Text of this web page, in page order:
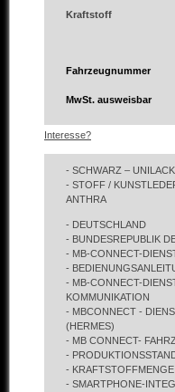
Kraftstoff
Fahrzeugnummer
MwSt. ausweisbar
Interesse?
- SCHWARZ – UNILACK
- STOFF /
ANTHRA
- DEUTSCHLAND
- BUNDESREPUBLIK
- MB-CONNECT-
-
- MB-CONNECT-
KOMMUNIKATION
- MBCONNECT -
(HERMES)
- MB CONNECT-
-
-
- SMARTPHONE-